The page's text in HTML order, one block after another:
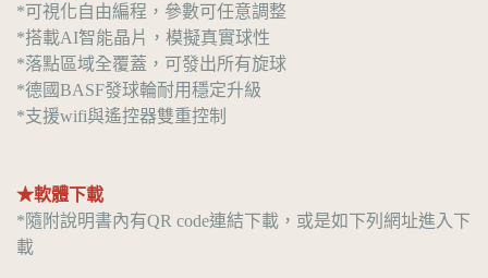
*可視化自由編程，參數可任意調整
*搭載AI智能晶片，模擬真實球性
*落點區域全覆蓋，可發出所有旋球
*德國BASF發球輪耐用穩定升級
*支援wifi與遙控器雙重控制
★軟體下載
*隨附說明書內有QR code連結下載，或是如下列網址進入下
載